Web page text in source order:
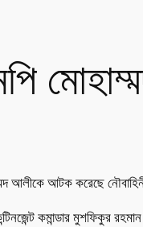
আলীকে আটক করেছে
কমান্ডার